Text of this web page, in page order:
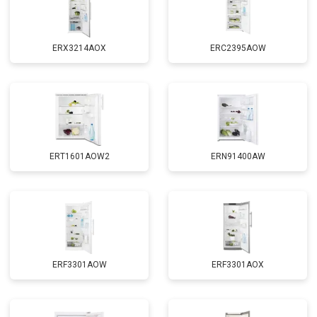
ERX3214AOX ERC2395AOW
ERT1601AOW2 ERN91400AW
ERF3301AOW ERF3301AOX